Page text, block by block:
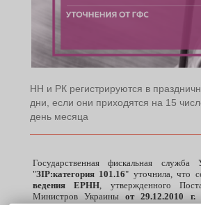
НН и РК регистрируются в
дни, если они приходятся на 15
день месяца
Государственная фискальная
"ЗІР:категория 101.16" уточнила, что
ведения ЕРНН , утвержденного
Министров Украиныот 29.12.2010